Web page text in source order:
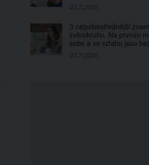
3 nejsebestřednější
zvěrokruhu. Na prvním
sebe a ve vztahu jsou